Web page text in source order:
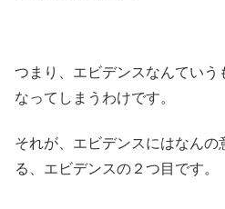
つまり、エビデンスなんていう
なってしまうわけです。
それが、エビデンスにはなんの
る、エビデンスの２つ目です。